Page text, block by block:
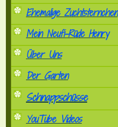
Ehemalige Zuchtsternchen
Mein Neufi-Rüde Henry
Über Uns
Der Garten
Schnappschüsse
YouTube Videos